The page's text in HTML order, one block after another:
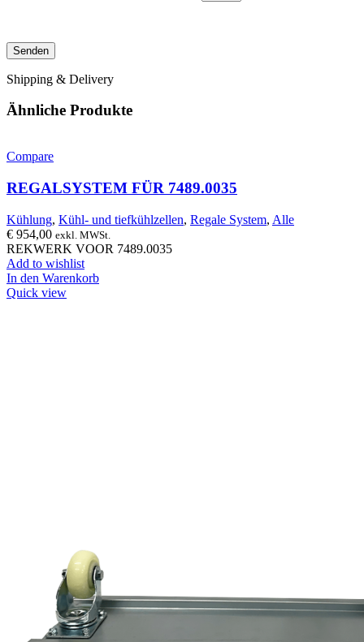
Shipping & Delivery
Ähnliche Produkte
Compare
REGALSYSTEM FÜR 7489.0035
Kühlung, Kühl- und tiefkühlzellen, Regale System, Alle
€ 954,00 exkl. MWSt.
REKWERK VOOR 7489.0035
Add to wishlist
In den Warenkorb
Quick view